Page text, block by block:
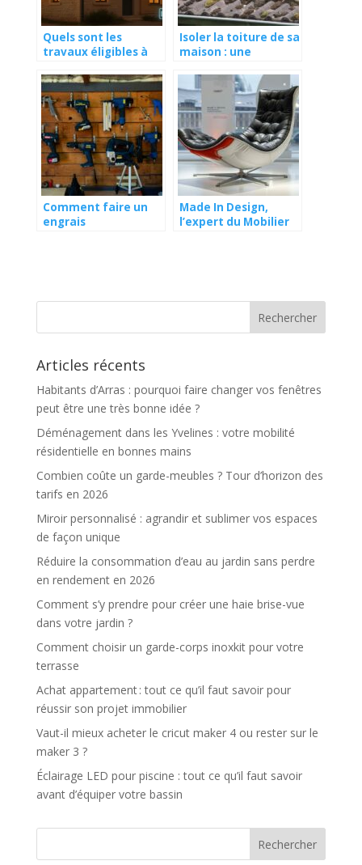
Quels sont les
travaux éligibles à
Isoler la toiture de sa
maison : une
réaliser des
économies d’énergie
Comment faire un
engrais
Made In Design,
l’expert du Mobilier
Articles récents
Habitants d’Arras : pourquoi faire changer vos fenêtres
peut être une très bonne idée ?
Déménagement dans les Yvelines : votre mobilité
résidentielle en bonnes mains
Combien coûte un garde-meubles ? Tour d’horizon des
tarifs en 2026
Miroir personnalisé : agrandir et sublimer vos espaces
de façon unique
Réduire la consommation d’eau au jardin sans perdre
en rendement en 2026
Comment s’y prendre pour créer une haie brise-vue
dans votre jardin ?
Comment choisir un garde-corps inoxkit pour votre
terrasse
Achat appartement : tout ce qu’il faut savoir pour
réussir son projet immobilier
Vaut-il mieux acheter le cricut maker 4 ou rester sur le
maker 3 ?
Éclairage LED pour piscine : tout ce qu’il faut savoir
avant d’équiper votre bassin